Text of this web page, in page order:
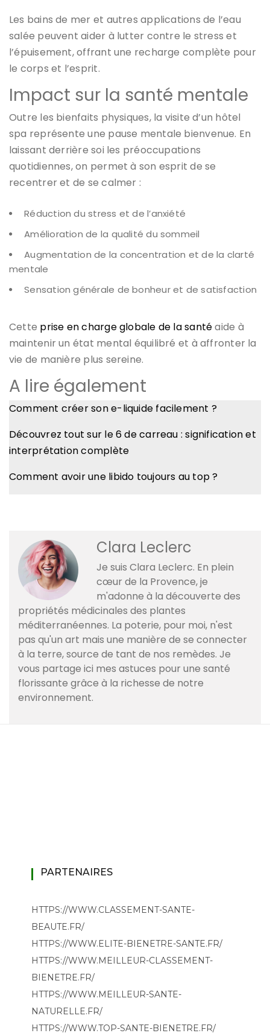
Les bains de mer et autres applications de l’eau
salée peuvent aider à lutter contre le stress et
l’épuisement, offrant une recharge complète pour
le corps et l’esprit.
Impact sur la santé mentale
Outre les bienfaits physiques, la visite d’un hôtel
spa représente une pause mentale bienvenue. En
laissant derrière soi les préoccupations
quotidiennes, on permet à son esprit de se
recentrer et de se calmer :
Réduction du stress et de l’anxiété
Amélioration de la qualité du sommeil
Augmentation de la concentration et de la clarté
mentale
Sensation générale de bonheur et de satisfaction
Cette prise en charge globale de la santéaide à
maintenir un état mental équilibré et à affronter la
vie de manière plus sereine.
A lire également
Comment créer son e-liquide facilement ?
Découvrez tout sur le 6 de carreau : signification et
interprétation complète
Comment avoir une libido toujours au top ?
Clara Leclerc
Je suis Clara Leclerc. En plein
cœur de la Provence, je
m'adonne à la découverte des
propriétés médicinales des plantes
méditerranéennes. La poterie, pour moi, n'est
pas qu'un art mais une manière de se connecter
à la terre, source de tant de nos remèdes. Je
vous partage ici mes astuces pour une santé
florissante grâce à la richesse de notre
environnement.
PARTENAIRES
HTTPS://WWW.CLASSEMENT-SANTE-
BEAUTE.FR/
HTTPS://WWW.ELITE-BIENETRE-SANTE.FR/
HTTPS://WWW.MEILLEUR-CLASSEMENT-
BIENETRE.FR/
HTTPS://WWW.MEILLEUR-SANTE-
NATURELLE.FR/
HTTPS://WWW.TOP-SANTE-BIENETRE.FR/